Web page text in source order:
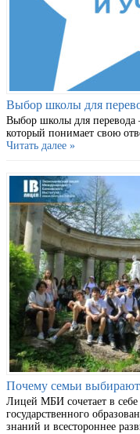
Выбор школы для
Выбор школы для перевода
который понимает свою
Читать далее »
Почему семьи
Лицей МБИ сочетает в
государственного
знаний и всестороннее